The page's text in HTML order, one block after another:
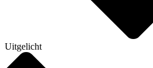
Uitgelicht